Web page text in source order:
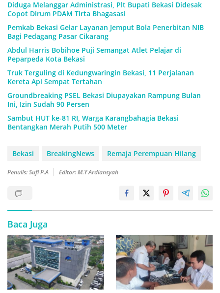
Diduga Melanggar Administrasi, Plt Bupati Bekasi Didesak
Copot Dirum PDAM Tirta Bhagasasi
Pemkab Bekasi Gelar Layanan Jemput Bola Penerbitan NIB
Bagi Pedagang Pasar Cikarang
Abdul Harris Bobihoe Puji Semangat Atlet Pelajar di
Peparpeda Kota Bekasi
Truk Terguling di Kedungwaringin Bekasi, 11 Perjalanan
Kereta Api Sempat Tertahan
Groundbreaking PSEL Bekasi Diupayakan Rampung Bulan
Ini, Izin Sudah 90 Persen
Sambut HUT ke-81 RI, Warga Karangbahagia Bekasi
Bentangkan Merah Putih 500 Meter
Bekasi BreakingNews Remaja Perempuan Hilang
Penulis: Sufi P.A Editor: M.Y Ardiansyah
Baca Juga